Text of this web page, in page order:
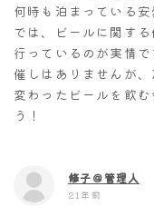
何時も泊まっている
では、ビールに関す
行っているのが実情
催しはありませんが、
変わったビールを飲
う！
修子＠管理人
21年前